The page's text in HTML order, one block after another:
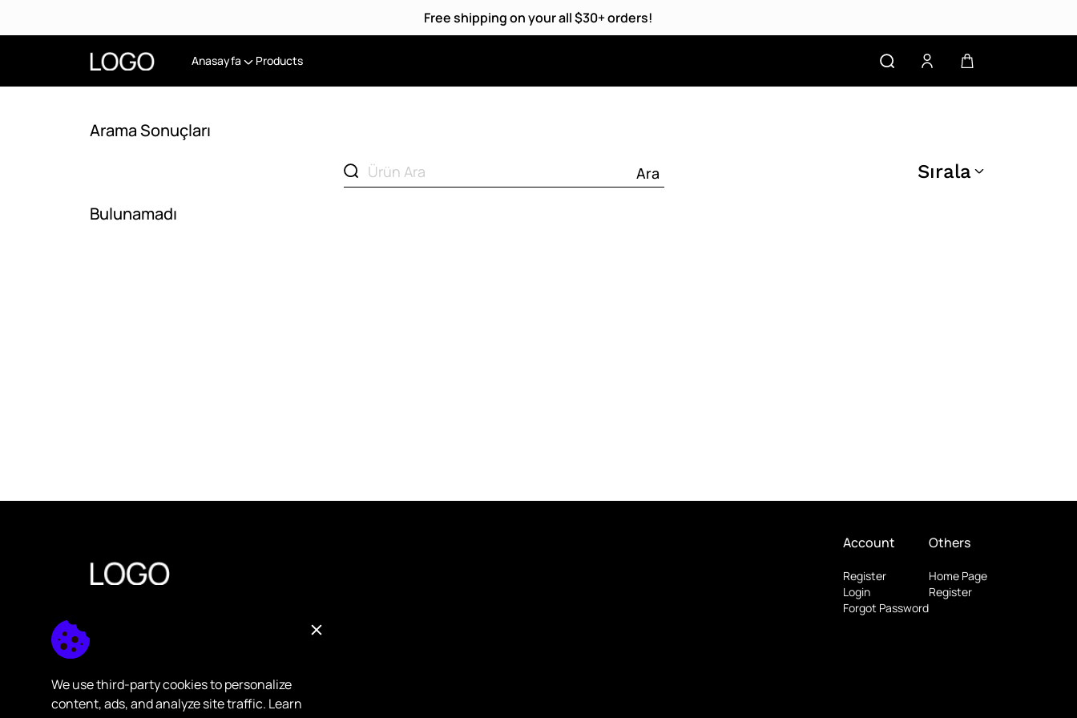
Free shipping on your all $30+ orders!
Anasayfa Products
We use third-party cookies to personalize
content, ads, and analyze site traffic. Learn
Arama Sonuçları
Ara Sırala
Bulunamadı
koleksiyonlardan ve kampanyalardan haberdar
olabilirsin.
Account
Register
Login
Forgot Password
Others
Home Page
Register